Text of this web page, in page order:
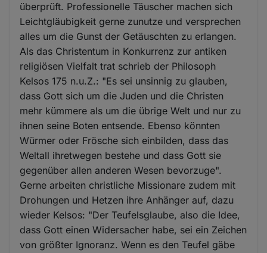
überprüft. Professionelle Täuscher machen sich
Leichtgläubigkeit gerne zunutze und versprechen
alles um die Gunst der Getäuschten zu erlangen.
Als das Christentum in Konkurrenz zur antiken
religiösen Vielfalt trat schrieb der Philosoph
Kelsos 175 n.u.Z.: "Es sei unsinnig zu glauben,
dass Gott sich um die Juden und die Christen
mehr kümmere als um die übrige Welt und nur zu
ihnen seine Boten entsende. Ebenso könnten
Würmer oder Frösche sich einbilden, dass das
Weltall ihretwegen bestehe und dass Gott sie
gegenüber allen anderen Wesen bevorzuge".
Gerne arbeiten christliche Missionare zudem mit
Drohungen und Hetzen ihre Anhänger auf, dazu
wieder Kelsos: "Der Teufelsglaube, also die Idee,
dass Gott einen Widersacher habe, sei ein Zeichen
von größter Ignoranz. Wenn es den Teufel gäbe